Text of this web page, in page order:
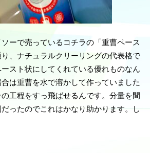
ーで売っているコチラの「重曹ペース
、ナチュラルクリーリングの代表格で
スト状にしてくれている優れものなん
は重曹を水で溶かして作っていました
工程をすっ飛ばせるんです。分量を間
ったのでこれはかなり助かります。し